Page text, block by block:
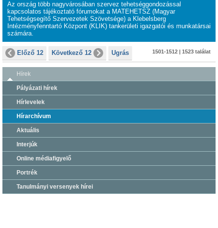
Az ország több nagyvárosában szervez tehetséggondozással
kapcsolatos tájékoztató fórumokat a MATEHETSZ (Magyar
Tehetségsegítő Szervezetek Szövetsége) a Klebelsberg
Intézményfenntartó Központ (KLIK) tankerületi igazgatói és munkatársai
számára.
Előző 12 Következő 12 Ugrás 1501-1512 | 1523 találat
Hírek
Pályázati hírek
Hírlevelek
Hírarchívum
Aktuális
Interjúk
Online médiafigyelő
Portrék
Tanulmányi versenyek hírei